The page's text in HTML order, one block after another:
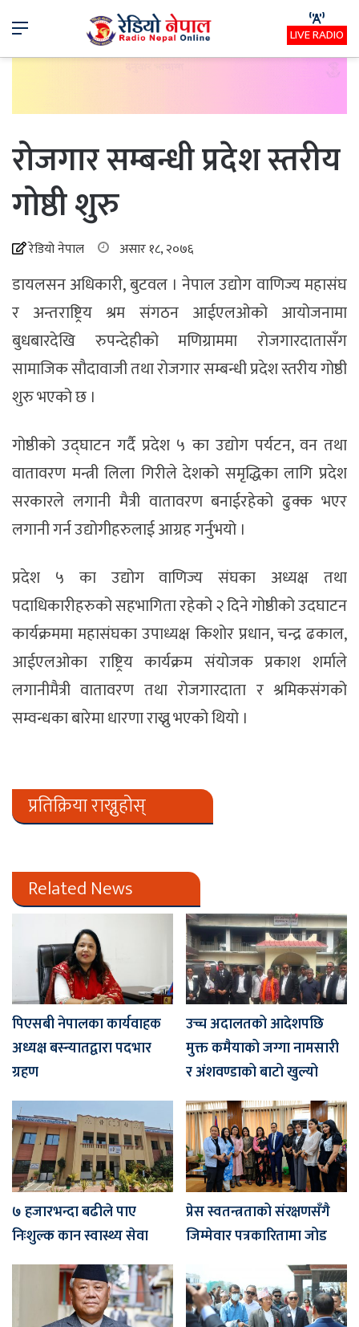
Menu LIVE RADIO
रोजगार सम्बन्धी प्रदेश स्तरीय
गोष्ठी शुरु
रेडियो नेपाल असार १८, २०७६
डायलसन अधिकारी, बुटवल । नेपाल उद्योग वाणिज्य महासंघ
र अन्तराष्ट्रिय श्रम संगठन आईएलओको आयोजनामा
बुधबारदेखि रुपन्देहीको मणिग्राममा रोजगारदातासँग
सामाजिक सौदावाजी तथा रोजगार सम्बन्धी प्रदेश स्तरीय गोष्ठी
शुरु भएको छ ।
गोष्ठीको उद्घाटन गर्दै प्रदेश ५ का उद्योग पर्यटन, वन तथा
वातावरण मन्त्री लिला गिरीले देशको समृद्धिका लागि प्रदेश
सरकारले लगानी मैत्री वातावरण बनाईरहेको ढुक्क भएर
लगानी गर्न उद्योगीहरुलाई आग्रह गर्नुभयो ।
प्रदेश ५ का उद्योग वाणिज्य संघका अध्यक्ष तथा
पदाधिकारीहरुको सहभागिता रहेको २ दिने गोष्ठीको उदघाटन
कार्यक्रममा महासंघका उपाध्यक्ष किशोर प्रधान, चन्द्र ढकाल,
आईएलओका राष्ट्रिय कार्यक्रम संयोजक प्रकाश शर्माले
लगानीमैत्री वातावरण तथा रोजगारदाता र श्रमिकसंगको
सम्वन्धका बारेमा धारणा राख्नु भएको थियो ।
प्रतिक्रिया राख्नुहोस्
Related News
पिएसबी नेपालका कार्यवाहक
अध्यक्ष बस्न्यातद्वारा पदभार
ग्रहण
उच्च अदालतको आदेशपछि
मुक्त कमैयाको जग्गा नामसारी
र अंशवण्डाको बाटो खुल्यो
७ हजारभन्दा बढीले पाए
निःशुल्क कान स्वास्थ्य सेवा
प्रेस स्वतन्त्रताको संरक्षणसँगै
जिम्मेवार पत्रकारितामा जोड